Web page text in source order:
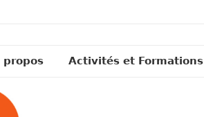
propos Activités et Formations